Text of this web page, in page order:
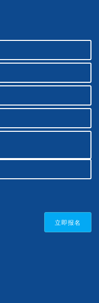
立即报名